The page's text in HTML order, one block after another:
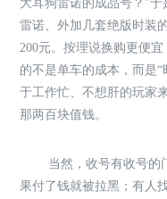
大耳狗雷诺的成品号？”
雷诺、外加几套绝版时装
200元。按理说换购更便
的不是单车的成本，而是
于工作忙、不想肝的玩家
那两百块值钱。
当然，收号有收号的
果付了钱就被拉黑；有人